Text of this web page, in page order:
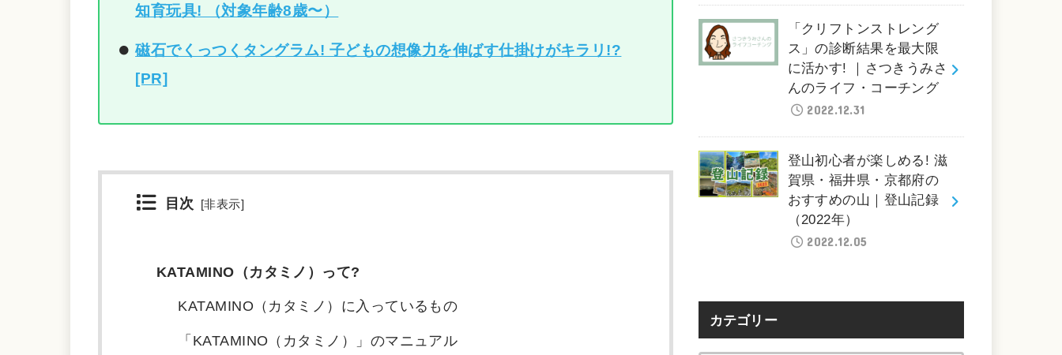
知育玩具! （対象年齢8歳〜）
磁石でくっつくタングラム! 子どもの想像力を伸ばす仕掛けがキラリ!?
[PR]
目次 [非表示]
KATAMINO（カタミノ）って?
KATAMINO（カタミノ）に入っているもの
「KATAMINO（カタミノ）」のマニュアル
「クリフトンストレング
ス」の診断結果を最大限
に活かす! ｜さつきうみさ
んのライフ・コーチング
2022.12.31
登山初心者が楽しめる! 滋
賀県・福井県・京都府の
おすすめの山｜登山記録
（2022年）
2022.12.05
カテゴリー